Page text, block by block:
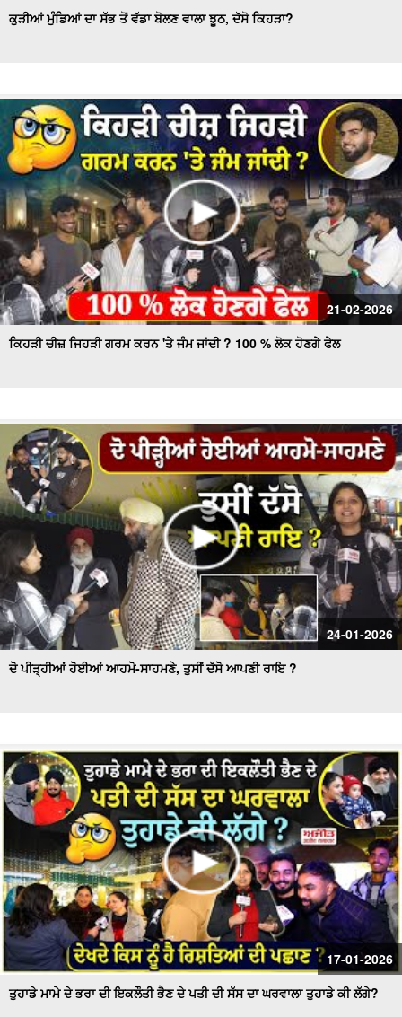
ਕੁੜੀਆਂ ਮੁੰਡਿਆਂ ਦਾ ਸੱਭ ਤੋਂ ਵੱਡਾ ਬੋਲਣ ਵਾਲਾ ਝੂਠ, ਦੱਸੋ ਕਿਹੜਾ?
21-02-2026
ਕਿਹੜੀ ਚੀਜ਼ ਜਿਹੜੀ ਗਰਮ ਕਰਨ 'ਤੇ ਜੰਮ ਜਾਂਦੀ ? 100 % ਲੋਕ ਹੋਣਗੇ ਫੇਲ
24-01-2026
ਦੋ ਪੀੜ੍ਹੀਆਂ ਹੋਈਆਂ ਆਹਮੋ-ਸਾਹਮਣੇ, ਤੁਸੀਂ ਦੱਸੋ ਆਪਣੀ ਰਾਇ ?
17-01-2026
ਤੁਹਾਡੇ ਮਾਮੇ ਦੇ ਭਰਾ ਦੀ ਇਕਲੌਤੀ ਭੈਣ ਦੇ ਪਤੀ ਦੀ ਸੱਸ ਦਾ ਘਰਵਾਲਾ ਤੁਹਾਡੇ ਕੀ ਲੱਗੇ?